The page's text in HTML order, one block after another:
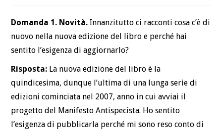
ACQUISTALO
DEFINIZIONI
DEFINIZIONE DI
SPECISMO
DEFINIZIONE DI
Domanda 1. Novità. Innanzitutto ci racconti cosa c’è di
nuovo nella nuova edizione del libro e perché hai
sentito l’esigenza di aggiornarlo?
Risposta: La nuova edizione del libro è la
quindicesima, dunque l’ultima di una lunga serie di
edizioni cominciata nel 2007, anno in cui avviai il
progetto del Manifesto Antispecista. Ho sentito
l’esigenza di pubblicarla perché mi sono reso conto di